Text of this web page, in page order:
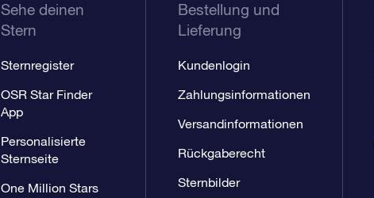
Sehe deinen
Stern
Sternregister
OSR Star Finder
App
Personalisierte
Sternseite
One Million Stars
Bestellung und
Lieferung
Kundenlogin
Zahlungsinformationen
Versandinformationen
Rückgaberecht
Sternbilder